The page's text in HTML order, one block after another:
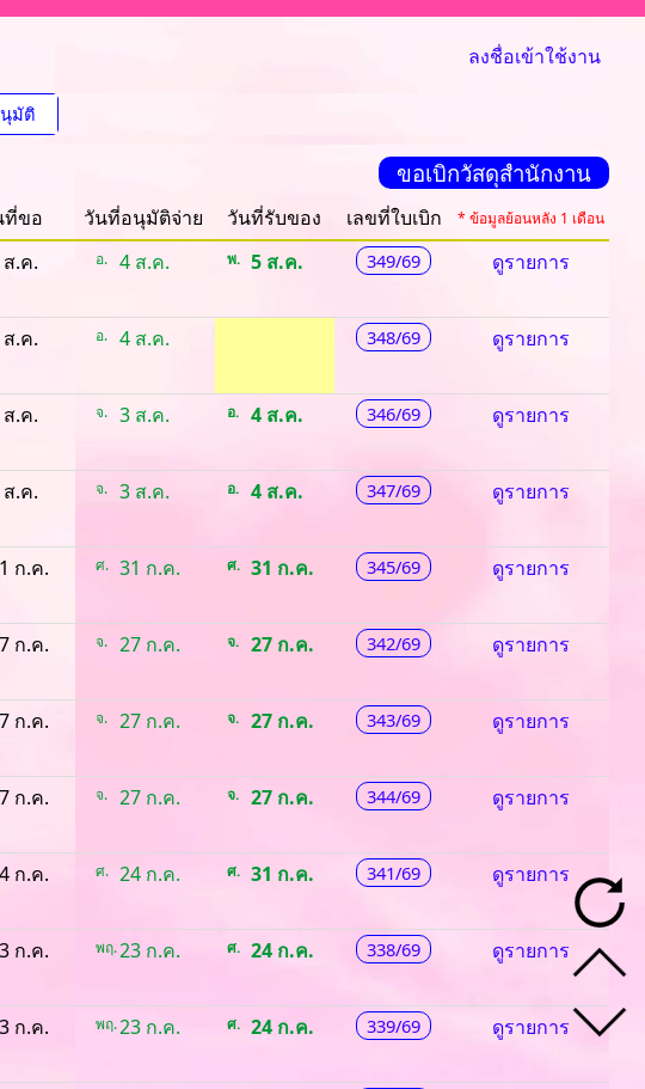
ลงชื่อเข้าใช้งาน
มัติ
ขอเบิกวัสดุสำนักงาน
ที่ขอ วันที่อนุมัติจ่าย วันที่รับของ เลขที่ใบเบิก * ข้อมูลย้อนหลัง 1 เดือน
.ค. อ. 4 ส.ค. พ. 5 ส.ค. 349/69 ดูรายการ
.ค. อ. 4 ส.ค. 348/69 ดูรายการ
.ค. จ. 3 ส.ค. อ. 4 ส.ค. 346/69 ดูรายการ
.ค. จ. 3 ส.ค. อ. 4 ส.ค. 347/69 ดูรายการ
ก.ค. ศ. 31 ก.ค. ศ. 31 ก.ค. 345/69 ดูรายการ
ก.ค. จ. 27 ก.ค. จ. 27 ก.ค. 342/69 ดูรายการ
ก.ค. จ. 27 ก.ค. จ. 27 ก.ค. 343/69 ดูรายการ
ก.ค. จ. 27 ก.ค. จ. 27 ก.ค. 344/69 ดูรายการ
ก.ค. ศ. 24 ก.ค. ศ. 31 ก.ค. 341/69 ดูรายการ
ก.ค. พฤ.23 ก.ค. ศ. 24 ก.ค. 338/69 ดูรายการ
ก.ค. พฤ.23 ก.ค. ศ. 24 ก.ค. 339/69 ดูรายการ